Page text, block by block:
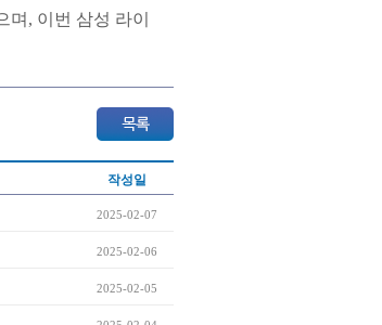
, 이번 삼성 라이
작성일
2025-02-07
2025-02-06
2025-02-05